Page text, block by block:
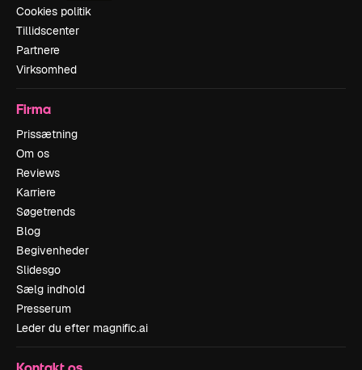
Cookies politik
Tillidscenter
Partnere
Virksomhed
Firma
Prissætning
Om os
Reviews
Karriere
Søgetrends
Blog
Begivenheder
Slidesgo
Sælg indhold
Presserum
Leder du efter magnific.ai